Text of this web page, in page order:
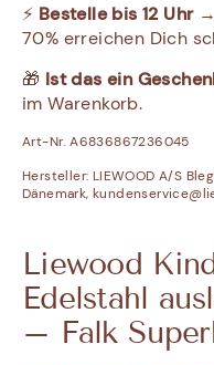
⚡ Bestelle bis 12 Uhr→
70% erreichen Dich
🎁 Ist das ein
im Warenkorb.
Art-Nr. A6836867236045
Hersteller: LIEWOOD A/S
Dänemark,
Liewood
Edelstahl
– Falk